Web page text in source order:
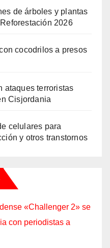
de árboles y plantas
2026
cocodrilos a presos
ataques terroristas
Cisjordania
celulares para
y otros transtornos
«Challenger 2» se
con periodistas a